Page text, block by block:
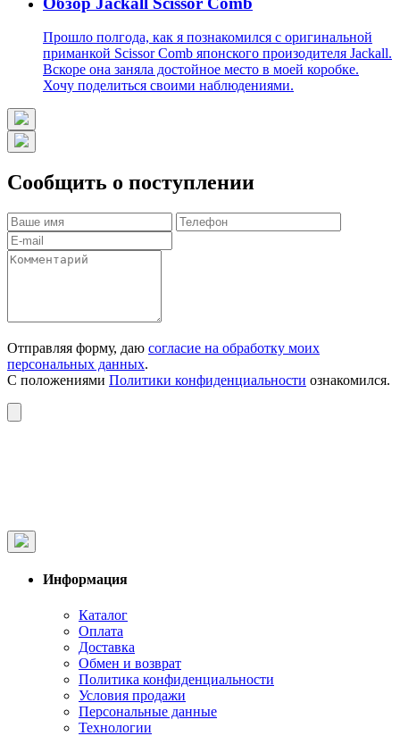
Прошло полгода, как я познакомился с оригинальной
приманкой Scissor Comb японского произодителя Jackall.
Вскоре она заняла достойное место в моей коробке.
Хочу поделиться своими наблюдениями.
Сообщить о поступлении
Отправляя форму, даю согласие на обработку моих
персональных данных.
С положениями Политики конфиденциальности ознакомился.
Информация
Каталог
Оплата
Доставка
Обмен и возврат
Политика конфиденциальности
Условия продажи
Персональные данные
Технологии